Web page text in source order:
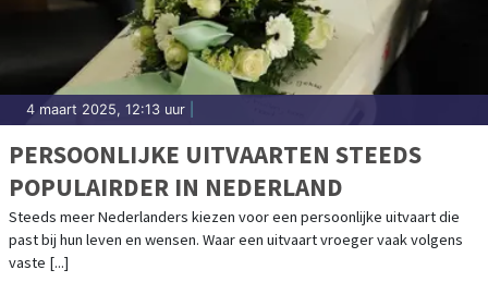
4 maart 2025, 12:13 uur
PERSOONLIJKE UITVAARTEN STEEDS
POPULAIRDER IN NEDERLAND
Steeds meer Nederlanders kiezen voor een persoonlijke uitvaart die
past bij hun leven en wensen. Waar een uitvaart vroeger vaak volgens
vaste [...]